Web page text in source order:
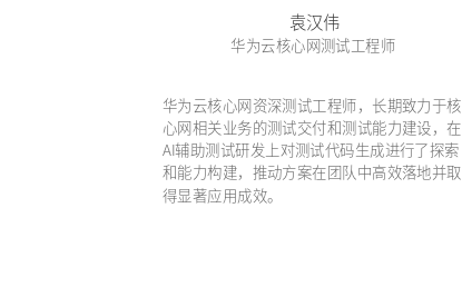
袁汉伟
华为云核心网测试工程师
华为云核心网资深测试工程师，长期致力于核
心网相关业务的测试交付和测试能力建设，在
AI辅助测试研发上对测试代码生成进行了探索
和能力构建，推动方案在团队中高效落地并取
得显著应用成效。